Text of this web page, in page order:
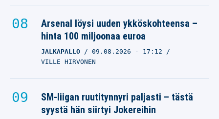
Arsenal löysi uuden ykköskohteensa –
hinta 100 miljoonaa euroa
JALKAPALLO 09.08.2026 - 17:12
VILLE HIRVONEN
SM-liigan ruutitynnyri paljasti – tästä
syystä hän siirtyi Jokereihin